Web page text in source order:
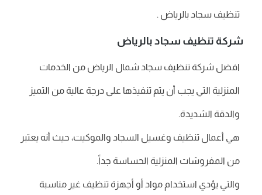
تنظيف سجاد بالرياض .
شركة تنظيف سجاد بالرياض
افضل شركة تنظيف سجاد شمال الرياض من الخدمات
المنزلية التي يجب أن يتم تنفيذها على درجة عالية من التميز
والدقة الشديدة.
هي أعمال تنظيف وغسيل السجاد والموكيت، حيث أنه يعتبر
من المفروشات المنزلية الحساسة جداً.
والتي يؤدي استخدام مواد أو أجهزة تنظيف غير مناسبة